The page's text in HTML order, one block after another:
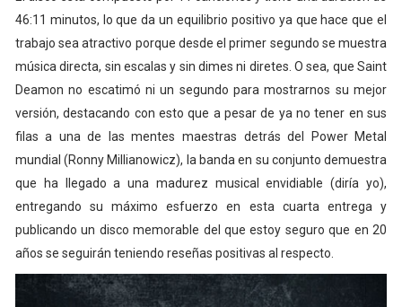
46:11 minutos, lo que da un equilibrio positivo ya que hace que el
trabajo sea atractivo porque desde el primer segundo se muestra
música directa, sin escalas y sin dimes ni diretes. O sea, que Saint
Deamon no escatimó ni un segundo para mostrarnos su mejor
versión, destacando con esto que a pesar de ya no tener en sus
filas a una de las mentes maestras detrás del Power Metal
mundial (Ronny Millianowicz), la banda en su conjunto demuestra
que ha llegado a una madurez musical envidiable (diría yo),
entregando su máximo esfuerzo en esta cuarta entrega y
publicando un disco memorable del que estoy seguro que en 20
años se seguirán teniendo reseñas positivas al respecto.